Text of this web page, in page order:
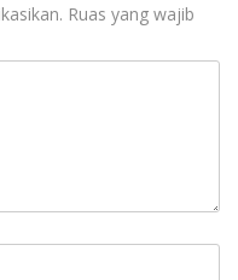
Ruas yang wajib